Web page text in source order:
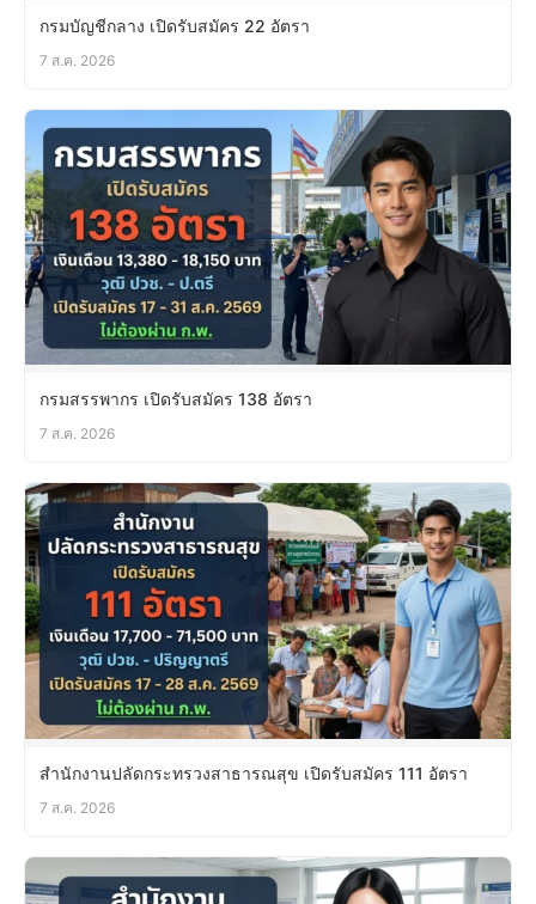
กรมบัญชีกลาง เปิดรับสมัคร 22 อัตรา
7 ส.ค. 2026
กรมสรรพากร เปิดรับสมัคร 138 อัตรา
7 ส.ค. 2026
สำนักงานปลัดกระทรวงสาธารณสุข เปิดรับสมัคร 111 อัตรา
7 ส.ค. 2026